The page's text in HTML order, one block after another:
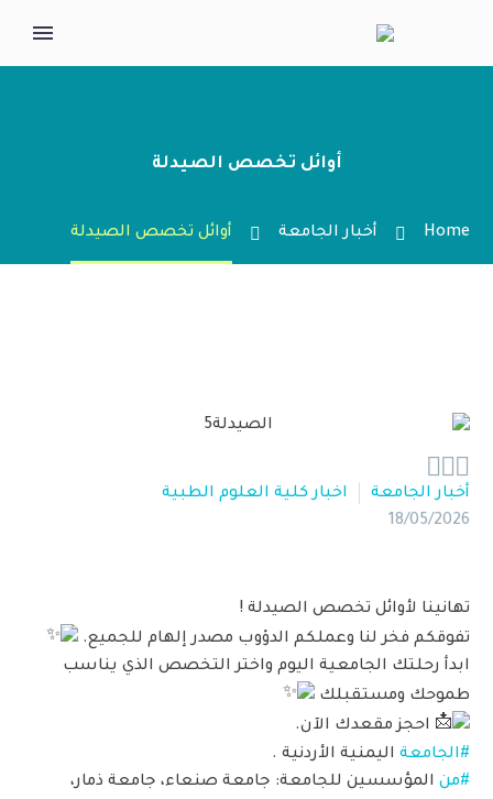
أوائل تخصص الصيدلة
Home أخبار الجامعة أوائل تخصص الصيدلة

أخبار الجامعة
اخبار كلية العلوم الطبية
18/05/2026
تهانينا لأوائل تخصص الصيدلة !
تفوقكم فخر لنا وعملكم الدؤوب مصدر إلهام للجميع.
ابدأ رحلتك الجامعية اليوم واختر التخصص الذي يناسب
طموحك ومستقبلك
احجز مقعدك الآن.
#الجامعة اليمنية الأردنية .
#من المؤسسين للجامعة: جامعة صنعاء، جامعة ذمار،